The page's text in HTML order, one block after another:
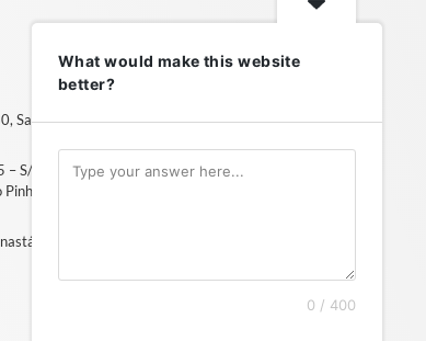
Sarandi – Porto
– S/N, Distrito
SP – 13994-
– São Paulo, SP
What would make this website
better?
0 / 400